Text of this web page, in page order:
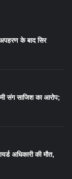
के बाद सिर
संग साजिश का आरोप;
अधिकारी की मौत,